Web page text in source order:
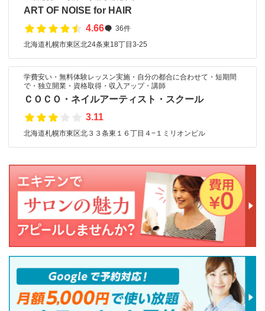
ART OF NOISE for HAIR
4.66
36件
北海道札幌市東区北24条東18丁目3-25
学費安い・無料体験レッスン実施・自分の都合に合わせて・短期間
で・独立開業・資格取得・収入アップ・講師
ＣＯＣＯ・ネイルアーティスト・スクール
3.11
北海道札幌市東区北３３条東１６丁目４−１ミリオンビル